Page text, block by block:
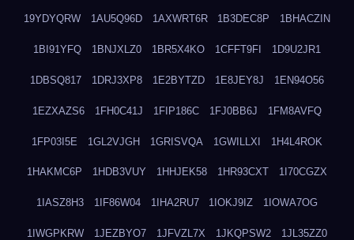
19YDYQRW 1AU5Q96D 1AXWRT6R 1B3DEC8P 1BHACZIN
1BI91YFQ 1BNJXLZ0 1BR5X4KO 1CFFT9FI 1D9U2JR1
1DBSQ817 1DRJ3XP8 1E2BYTZD 1E8JEY8J 1EN94O56
1EZXAZS6 1FH0C41J 1FIP186C 1FJ0BB6J 1FM8AVFQ
1FP03I5E 1GL2VJGH 1GRISVQA 1GWILLXI 1H4L4ROK
1HAKMC6P 1HDB3VUY 1HHJEK58 1HR93CXT 1I70CGZX
1IASZ8H3 1IF86W04 1IHA2RU7 1IOKJ9IZ 1IOWA7OG
1IWGPKRW 1JEZBYO7 1JFVZL7X 1JKQPSW2 1JL35ZZ0